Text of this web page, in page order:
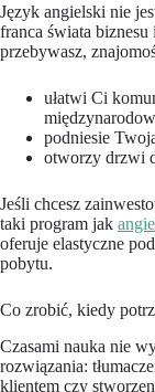
Język angielski nie
franca świata
przebywasz,
ułatwi Ci
podniesie
otworzy drzwi
Jeśli chcesz
taki program jak
oferuje elastyczne
pobytu.
Co zrobić, kiedy
Czasami nauka nie
rozwiązania:
klientem czy